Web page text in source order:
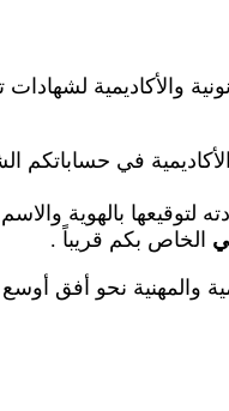
والأكاديمية
في حساباتكم
بالهوية والاسم
الخاص بكم قريباً .
نحو أفق أوسع